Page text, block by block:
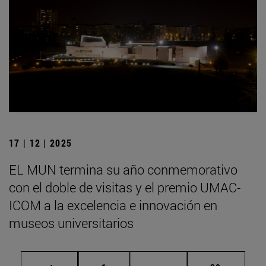
17 | 12 | 2025
EL MUN termina su año conmemorativo
con el doble de visitas y el premio UMAC-
ICOM a la excelencia e innovación en
museos universitarios